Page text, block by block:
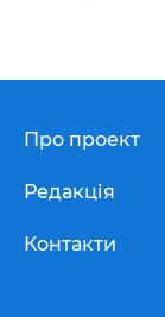
Про проект
Редакція
Контакти